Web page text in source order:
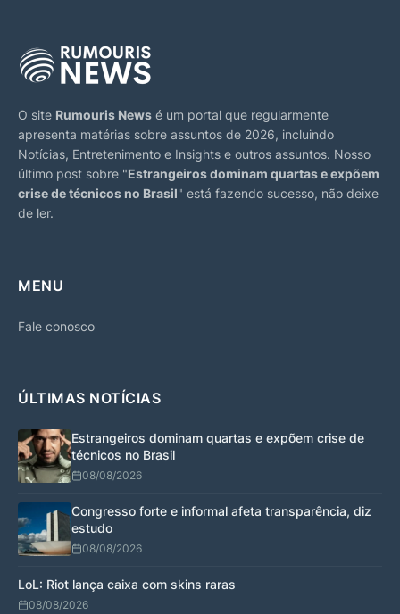
O site Rumouris News é um portal que regularmente
apresenta matérias sobre assuntos de 2026, incluindo
Notícias, Entretenimento e Insights e outros assuntos. Nosso
último post sobre "Estrangeiros dominam quartas e expõem
crise de técnicos no Brasil" está fazendo sucesso, não deixe
de ler.
MENU
Fale conosco
ÚLTIMAS NOTÍCIAS
Estrangeiros dominam quartas e expõem crise de
técnicos no Brasil
08/08/2026
Congresso forte e informal afeta transparência, diz
estudo
08/08/2026
LoL: Riot lança caixa com skins raras
08/08/2026